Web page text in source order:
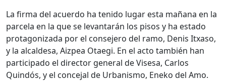
La firma del acuerdo ha tenido lugar esta mañana en la
parcela en la que se levantarán los pisos y ha estado
protagonizada por el consejero del ramo, Denis Itxaso,
y la alcaldesa, Aizpea Otaegi. En el acto también han
participado el director general de Visesa, Carlos
Quindós, y el concejal de Urbanismo, Eneko del Amo.